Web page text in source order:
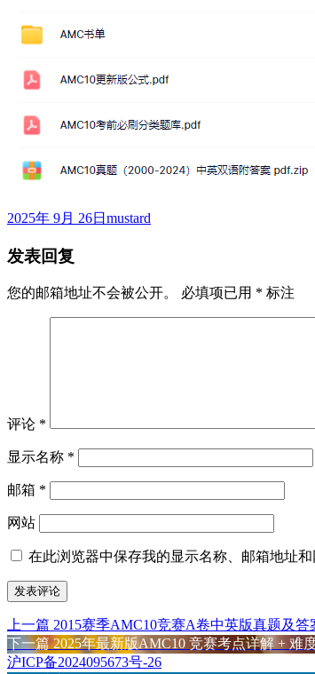
发
于
2025年 9月 26日 作
mustard
发表回复
您的邮箱地址不会被公开。 必填项已用 * 标注
评论 *
显示名称 *
邮箱 *
网站
在此浏览器中保存我的显示名称、邮箱地址
文
章
上一篇 上
篇
文
2015赛季AMC10竞赛A卷中英版真题及答
下一篇 下
篇
2025年最新版AMC10 竞赛考点详解 + 难
沪ICP备2024095673号-26